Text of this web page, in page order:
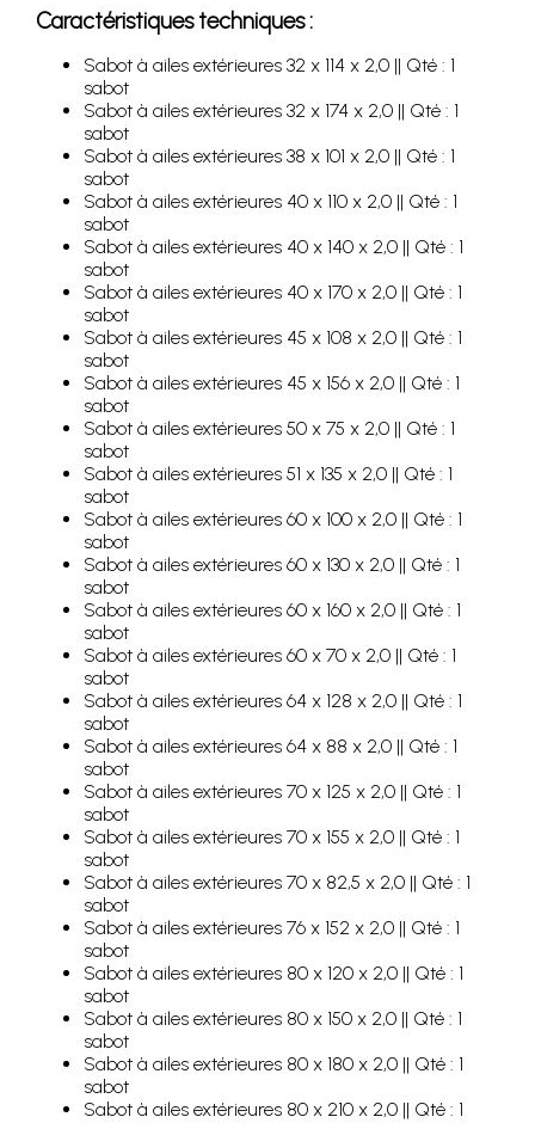
Caractéristiques techniques :
Sabot à ailes extérieures 32 x 114 x 2,0 || Qté : 1
sabot
Sabot à ailes extérieures 32 x 174 x 2,0 || Qté : 1
sabot
Sabot à ailes extérieures 38 x 101 x 2,0 || Qté : 1
sabot
Sabot à ailes extérieures 40 x 110 x 2,0 || Qté : 1
sabot
Sabot à ailes extérieures 40 x 140 x 2,0 || Qté : 1
sabot
Sabot à ailes extérieures 40 x 170 x 2,0 || Qté : 1
sabot
Sabot à ailes extérieures 45 x 108 x 2,0 || Qté : 1
sabot
Sabot à ailes extérieures 45 x 156 x 2,0 || Qté : 1
sabot
Sabot à ailes extérieures 50 x 75 x 2,0 || Qté : 1
sabot
Sabot à ailes extérieures 51 x 135 x 2,0 || Qté : 1
sabot
Sabot à ailes extérieures 60 x 100 x 2,0 || Qté : 1
sabot
Sabot à ailes extérieures 60 x 130 x 2,0 || Qté : 1
sabot
Sabot à ailes extérieures 60 x 160 x 2,0 || Qté : 1
sabot
Sabot à ailes extérieures 60 x 70 x 2,0 || Qté : 1
sabot
Sabot à ailes extérieures 64 x 128 x 2,0 || Qté : 1
sabot
Sabot à ailes extérieures 64 x 88 x 2,0 || Qté : 1
sabot
Sabot à ailes extérieures 70 x 125 x 2,0 || Qté : 1
sabot
Sabot à ailes extérieures 70 x 155 x 2,0 || Qté : 1
sabot
Sabot à ailes extérieures 70 x 82,5 x 2,0 || Qté : 1
sabot
Sabot à ailes extérieures 76 x 152 x 2,0 || Qté : 1
sabot
Sabot à ailes extérieures 80 x 120 x 2,0 || Qté : 1
sabot
Sabot à ailes extérieures 80 x 150 x 2,0 || Qté : 1
sabot
Sabot à ailes extérieures 80 x 180 x 2,0 || Qté : 1
sabot
Sabot à ailes extérieures 80 x 210 x 2,0 || Qté : 1